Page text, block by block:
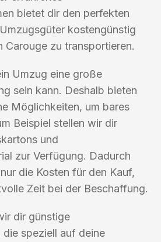
bietet dir den perfekten
kostengünstig
Carouge zu transportieren.
Umzug eine große
sein kann. Deshalb bieten
Möglichkeiten, um bares
Beispiel stellen wir dir
und
zur Verfügung. Dadurch
die Kosten für den Kauf,
Zeit bei der Beschaffung.
dir günstige
speziell auf deine